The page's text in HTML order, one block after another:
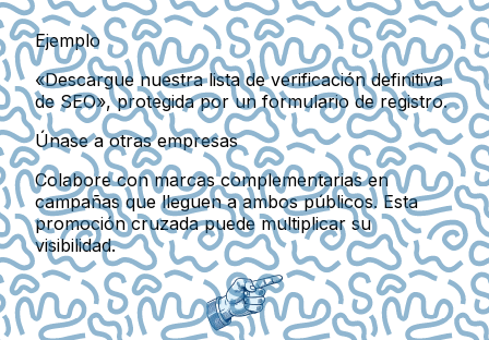
Ejemplo
«Descargue nuestra lista de verificación definitiva
de SEO», protegida por un formulario de registro.
Únase a otras empresas
Colabore con marcas complementarias en
campañas que lleguen a ambos públicos. Esta
promoción cruzada puede multiplicar su
visibilidad.